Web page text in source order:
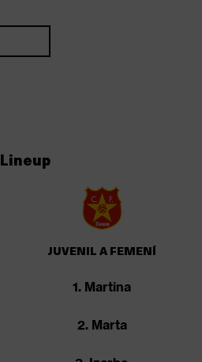
Lineup
JUVENIL A FEMENÍ
1. Martina
2. Marta